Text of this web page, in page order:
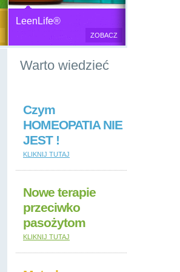
Suplementy diety, zdrowa żywność i
przeciwbakteryjne, przeciwgrzybicze
ogólnie wzmacniające i regulujące
funkcje organizmu, dietetyczne i
regulujące pracę układu
tkanki łącznej i kosmetyki naturalne,
Nona, Colway, Morinda, Forever.
LeenLife®
ZOBACZ
Warto wiedzieć
Czym
HOMEOPATIA NIE
JEST !
KLIKNIJ TUTAJ
Nowe terapie
przeciwko
pasożytom
KLIKNIJ TUTAJ